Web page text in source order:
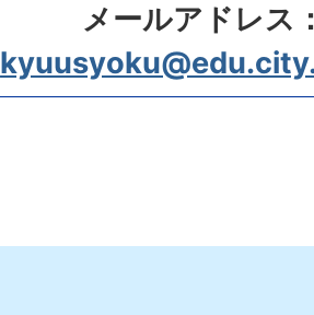
メールアドレス